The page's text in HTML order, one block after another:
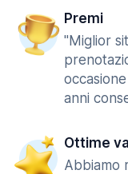
Premi
"Miglior
anni
Ottime
Abbiamo